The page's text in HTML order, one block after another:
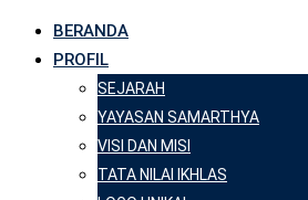
BERANDA
PROFIL
SEJARAH
YAYASAN SAMARTHYA
VISI DAN MISI
TATA NILAI IKHLAS